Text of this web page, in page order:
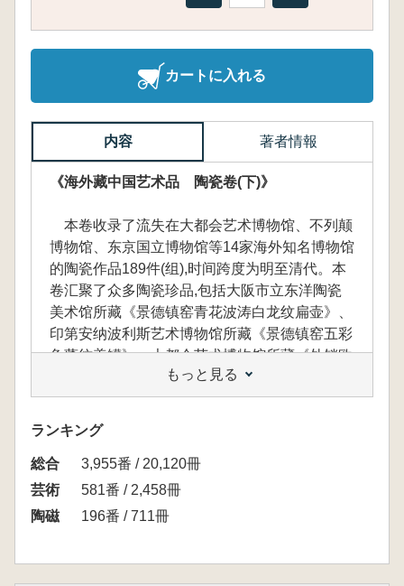
カートに入れる
内容 著者情報
《海外藏中国艺术品 陶瓷卷(下)》
本卷收录了流失在大都会艺术博物馆、不列颠
博物馆、东京国立博物馆等14家海外知名博物馆
的陶瓷作品189件(组),时间跨度为明至清代。本
卷汇聚了众多陶瓷珍品,包括大阪市立东洋陶瓷
美术馆所藏《景德镇窑青花波涛白龙纹扁壶》、
印第安纳波利斯艺术博物馆所藏《景德镇窑五彩
鱼藻纹盖罐》、大都会艺术博物馆所藏《外销欧
洲青花开光克拉克盘》等。这些作品不仅展现了
中国古代陶瓷精湛的技艺,还体现了深厚的文化
内涵和多样的审美风格,使读者能够充分领略其
艺术魅力。
本巻では、メトロポリタン美術館、大英博物
もっと見る
ランキング
総合
3,955番 / 20,120冊
芸術
581番 / 2,458冊
陶磁
196番 / 711冊